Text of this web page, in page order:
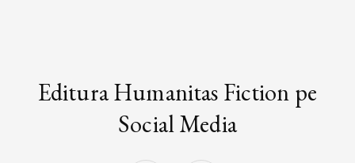
Editura Humanitas Fiction pe
Social Media